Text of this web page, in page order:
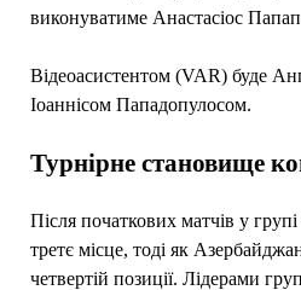
виконуватиме Анастасіос
Відеоасистентом (VAR) буде
Іоаннісом Пападопулосом.
Турнірне становище
Після початкових матчів у
третє місце, тоді як
четвертій позиції. Лідерами